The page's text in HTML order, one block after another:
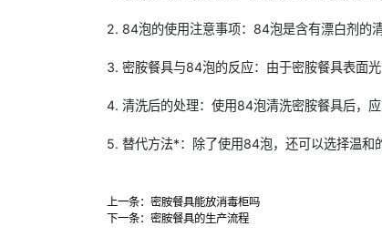
2. 84泡的使用注意事项：84泡是含有漂白剂的
3. 密胺餐具与84泡的反应：由于密胺餐具表面
4. 清洗后的处理：使用84泡清洗密胺餐具后，
5. 替代方法*：除了使用84泡，还可以选择温和
上一条： 密胺餐具能放消毒柜吗
下一条： 密胺餐具的生产流程